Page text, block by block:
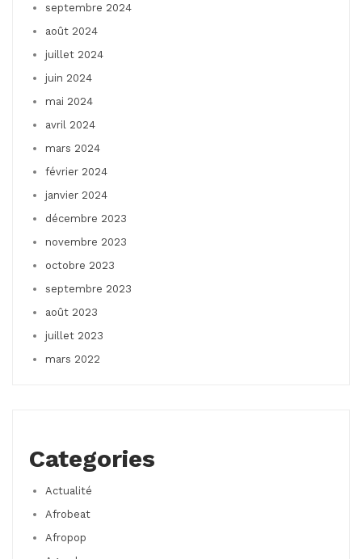
septembre 2024
août 2024
juillet 2024
juin 2024
mai 2024
avril 2024
mars 2024
février 2024
janvier 2024
décembre 2023
novembre 2023
octobre 2023
septembre 2023
août 2023
juillet 2023
mars 2022
Categories
Actualité
Afrobeat
Afropop